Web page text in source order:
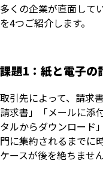
多くの企業が直面して
を4つご紹介します。
課題1：紙と電子の
取引先によって、請求
請求書」「メールに添
タルからダウンロード
門に集約されるまでに
ケースが後を絶ちません